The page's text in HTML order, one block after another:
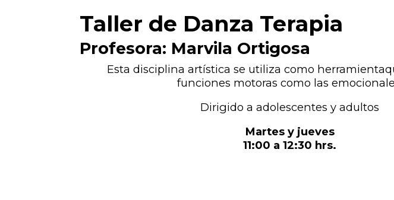
Taller de Danza Terapia
Profesora: Marvila Ortigosa
Esta disciplina artística se utiliza como
funciones motoras como las
Dirigido a adolescentes y adultos
Martes y jueves
11:00 a 12:30 hrs.